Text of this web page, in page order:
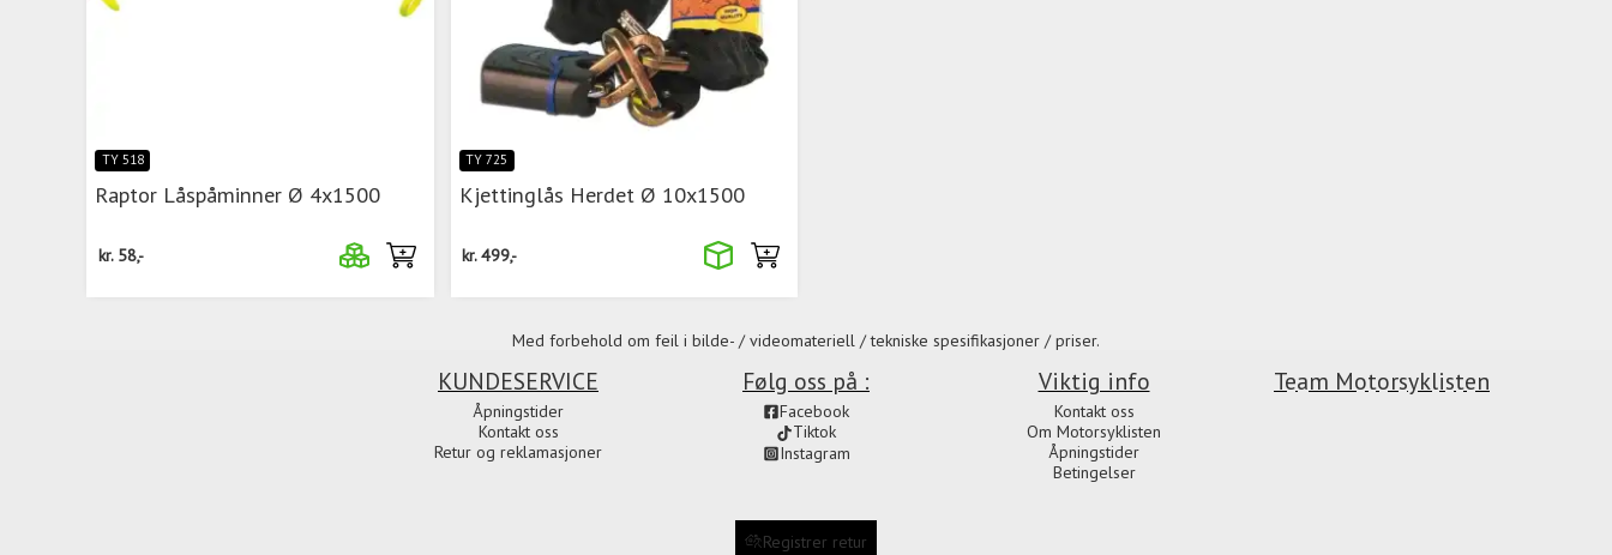
TY 518
Raptor Låspåminner Ø 4x1500
kr. 58,-
TY 725
Kjettinglås Herdet Ø 10x1500
kr.499,-
Med forbehold om feil i bilde- / videomateriell / tekniske spesifikasjoner / priser.
Team Motorsyklisten
Viktig info
Kontakt oss
Om Motorsyklisten
Åpningstider
Betingelser
Følg oss på :
Facebook
Tiktok
Instagram
KUNDESERVICE
Åpningstider
Kontakt oss
Retur og reklamasjoner
Registrer retur